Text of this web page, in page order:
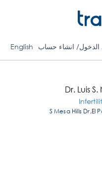
انشاء حساب English
Dr. Luis